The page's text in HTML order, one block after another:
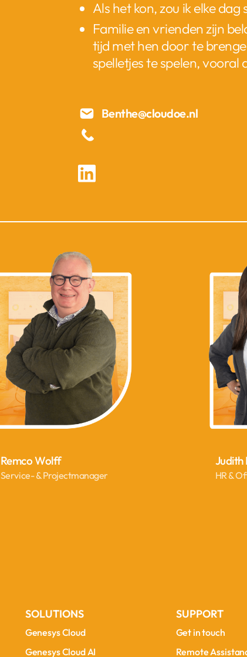
Als het kon, zou ik elke dag
Familie en vrienden zijn
tijd met hen door te
spelletjes te spelen, vooral
Benthe@cloudoe.nl
Remco Wolff
Service- & Projectmanager
Judith
HR &
SOLUTIONS
Genesys Cloud
Genesys Cloud AI
SUPPORT
Get in touch
Remote